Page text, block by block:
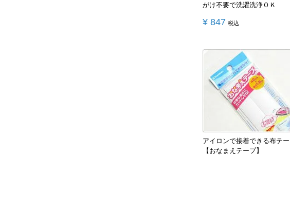
がけ不要で洗濯洗浄ＯＫ
¥ 847 税込
アイロンで接着できる布テ
【おなまえテープ】